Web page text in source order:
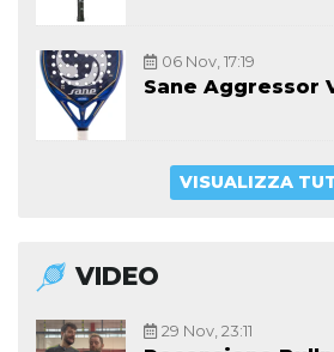
06 Nov, 17:19
Sane Aggressor
VISUALIZZA
VIDEO
29 Nov, 23:11